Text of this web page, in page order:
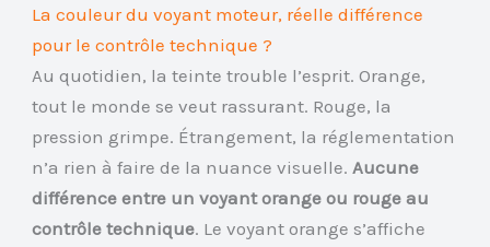
La couleur du voyant moteur, réelle différence
pour le contrôle technique ?
Au quotidien, la teinte trouble l’esprit. Orange,
tout le monde se veut rassurant. Rouge, la
pression grimpe. Étrangement, la réglementation
n’a rien à faire de la nuance visuelle. Aucune
différence entre un voyant orange ou rouge au
contrôle technique. Le voyant orange s’affiche